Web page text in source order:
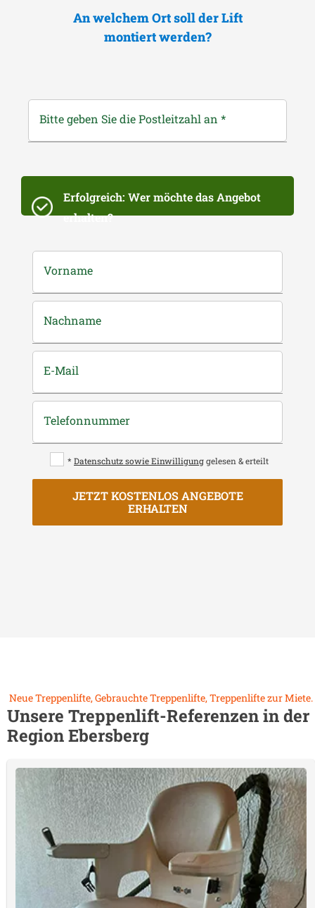
An welchem Ort soll der Lift
montiert werden?
Bitte geben Sie die Postleitzahl an *
Erfolgreich: Wer möchte das Angebot
erhalten?
Vorname
Nachname
E-Mail
Telefonnummer
* Datenschutz sowie Einwilligung gelesen & erteilt
JETZT KOSTENLOS ANGEBOTE
ERHALTEN
Neue Treppenlifte, Gebrauchte Treppenlifte, Treppenlifte zur Miete.
Unsere Treppenlift-Referenzen in der
RegionEbersberg